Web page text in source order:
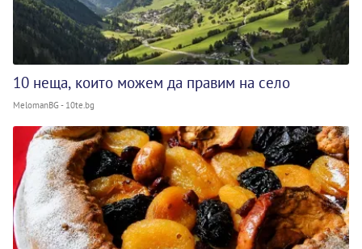
10 неща, които можем да правим на село
MelomanBG - 10te.bg